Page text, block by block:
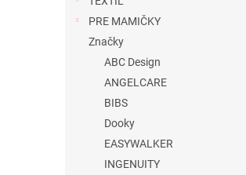
PRE MAMIČKY
Značky
ABC Design
ANGELCARE
BIBS
Dooky
EASYWALKER
INGENUITY